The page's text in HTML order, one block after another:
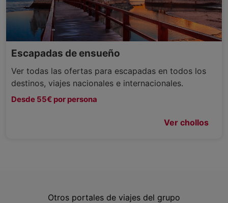
Escapadas de ensueño
Ver todas las ofertas para escapadas en todos los
destinos, viajes nacionales e internacionales.
Desde 55€ por persona
Ver chollos
Otros portales de viajes del grupo